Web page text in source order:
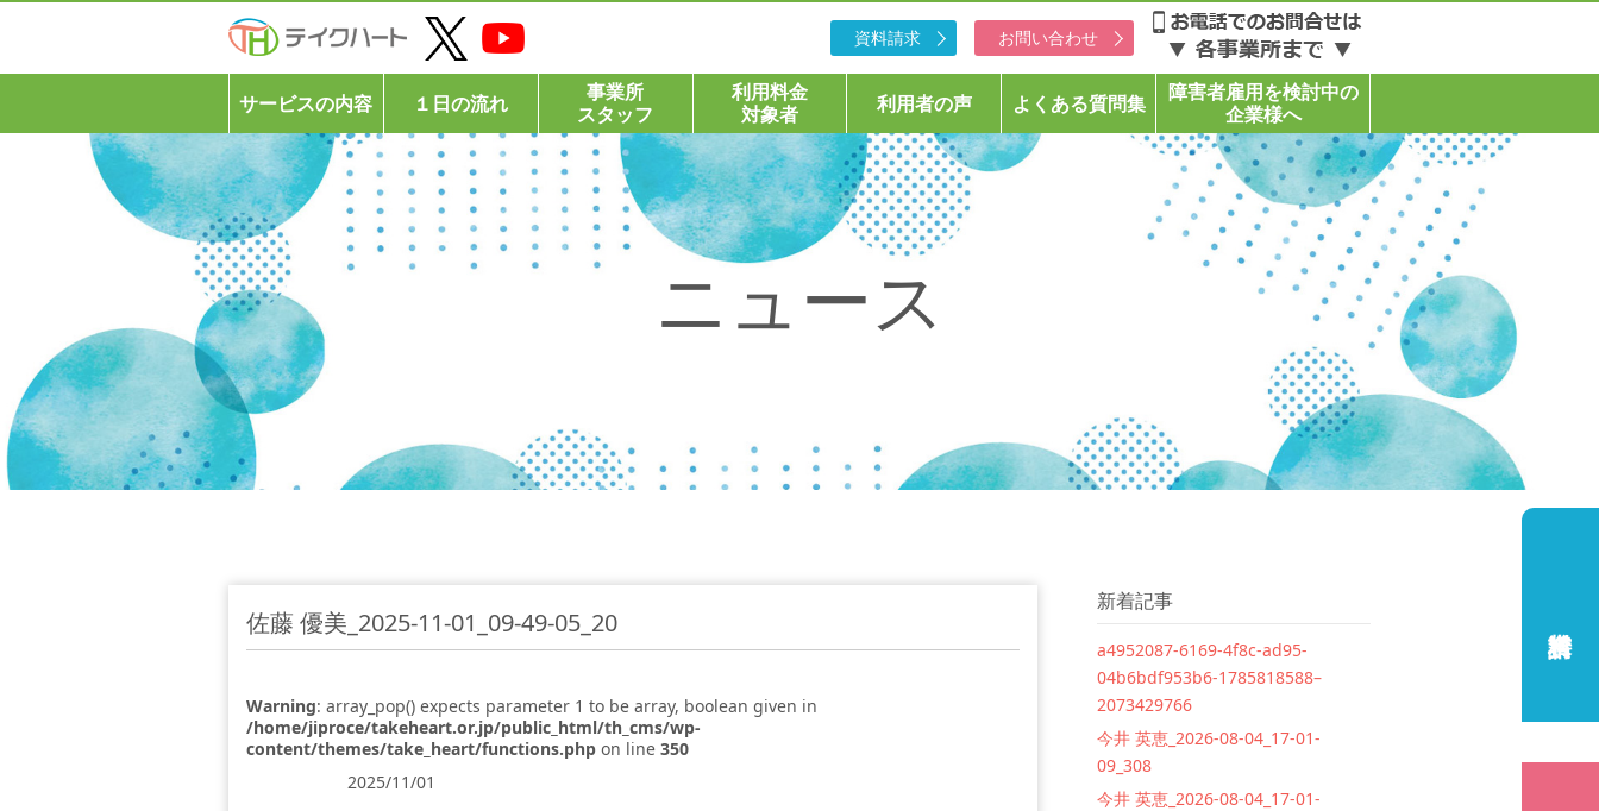
資料請求 お問い合わせ
サービスの内容 １日の流れ
事業所
スタッフ
利用料金
対象者
利用者の声 よくある質問集
障害者雇用を検討中の
企業様へ
ニュース
佐藤 優美_2025-11-01_09-49-05_20
Warning: array_pop() expects parameter 1 to be array, boolean given in
/home/jiproce/takeheart.or.jp/public_html/th_cms/wp-
content/themes/take_heart/functions.php on line 350
2025/11/01
新着記事
a4952087-6169-4f8c-ad95-
04b6bdf953b6-1785818588–
2073429766
今井 英恵_2026-08-04_17-01-
09_308
今井 英恵_2026-08-04_17-01-